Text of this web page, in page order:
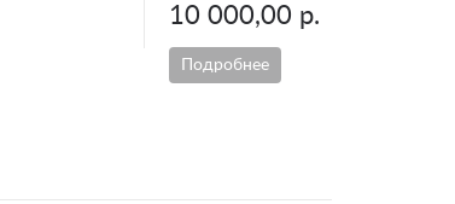
10 000,00 р.
Подробнее